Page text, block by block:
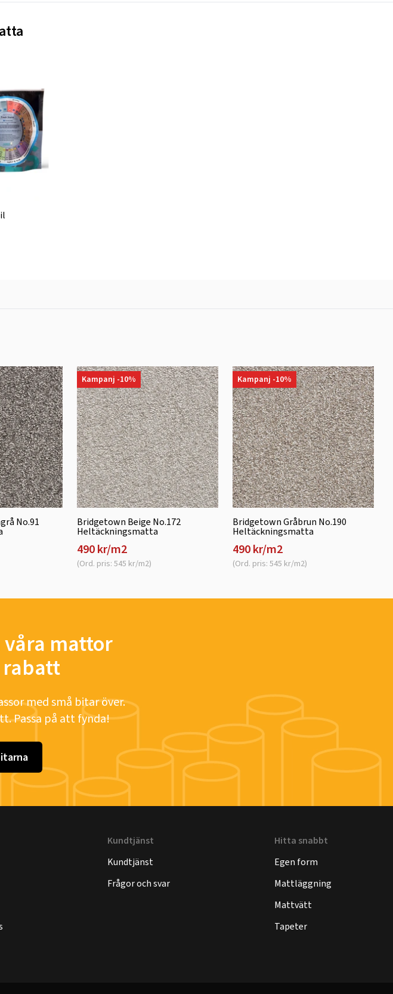
No.91
Kampanj -10%
Bridgetown Beige No.172
Heltäckningsmatta
490 kr/m2
(Ord. pris: 545 kr/m2)
Kampanj -10%
Bridgetown Gråbrun No.190
Heltäckningsmatta
490 kr/m2
(Ord. pris: 545 kr/m2)
mattor
rabatt
med små bitar över.
Passa på att fynda!
Kundtjänst
Kundtjänst
Frågor och svar
Hitta snabbt
Egen form
Mattläggning
Mattvätt
Tapeter